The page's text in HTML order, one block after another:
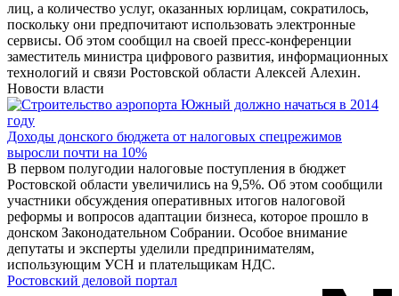
лиц, а количество услуг, оказанных юрлицам, сократилось,
поскольку они предпочитают использовать электронные
сервисы. Об этом сообщил на своей пресс-конференции
заместитель министра цифрового развития, информационных
технологий и связи Ростовской области Алексей Алехин.
Новости власти
Доходы донского бюджета от налоговых спецрежимов
выросли почти на 10%
В первом полугодии налоговые поступления в бюджет
Ростовской области увеличились на 9,5%. Об этом сообщили
участники обсуждения оперативных итогов налоговой
реформы и вопросов адаптации бизнеса, которое прошло в
донском Законодательном Cобрании. Особое внимание
депутаты и эксперты уделили предпринимателям,
использующим УСН и плательщикам НДС.
Ростовский деловой портал